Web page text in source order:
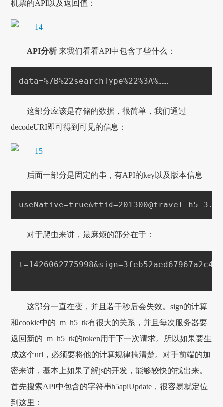
机票的API以及返回值：
API分析来我们看看API中包含了些什么：
这部分应该是存储的数据，很简单，我们通过
decodeURI即可得到可见的信息：
后面一部分是固定的串，有API的key以及版本信息
对于爬虫来讲，最麻烦的部分在于：
这部分一直在变，并且若干秒后会失效。sign的计算
和cookie中的_m_h5_tk有很大的关系，并且每次服务器要
返回新的_m_h5_tk的token用于下一次请求。所以如果要生
成这个url，必须要将他的计算规律搞清楚。对手前端的加
密来讲，基本上如果了解js的开发，能够较快的找出来。
首先搜索API中包含的字符串h5apiUpdate，很容易就定位
到这里：